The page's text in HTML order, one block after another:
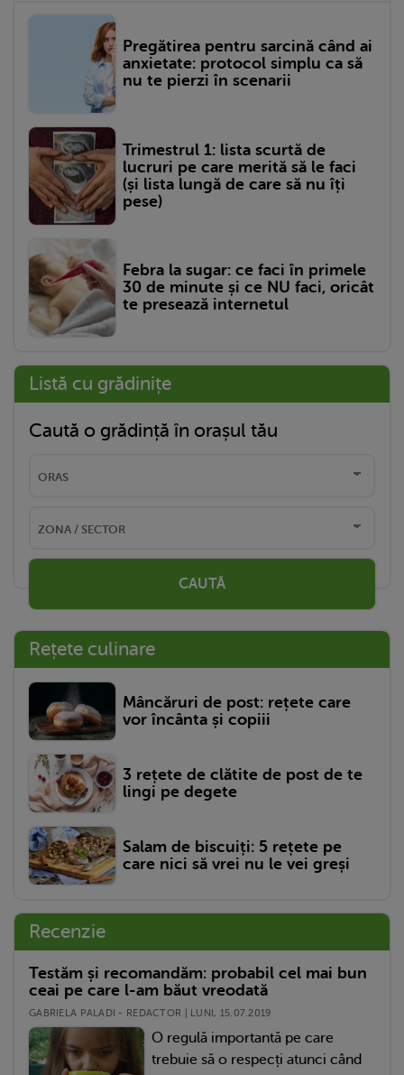
Pregătirea pentru sarcină când ai
anxietate: protocol simplu ca să
nu te pierzi în scenarii
Trimestrul 1: lista scurtă de
lucruri pe care merită să le faci
(și lista lungă de care să nu îți
pese)
Febra la sugar: ce faci în primele
30 de minute și ce NU faci, oricât
te presează internetul
Listă cu grădinițe
Caută o grădință în orașul tău
CAUTĂ
Rețete culinare
Mâncăruri de post: rețete care
vor încânta și copiii
3 rețete de clătite de post de te
lingi pe degete
Salam de biscuiți: 5 rețete pe
care nici să vrei nu le vei greși
Recenzie
Testăm și recomandăm: probabil cel mai bun
ceai pe care l-am băut vreodată
GABRIELA PALADI - REDACTOR | LUNI, 15.07.2019
O regulă importantă pe care
trebuie să o respecți atunci când